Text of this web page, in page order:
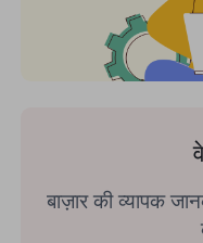
बाज़ार की व्यापक